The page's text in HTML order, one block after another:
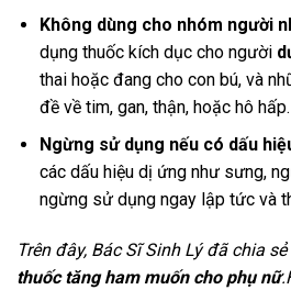
Không dùng cho nhóm người
dụng thuốc kích dục cho người
thai hoặc đang cho con bú, và
đề về tim, gan, thận, hoặc hô hấp.
Ngừng sử dụng nếu có dấu
các dấu hiệu dị ứng như sưng,
ngừng sử dụng ngay lập tức và
Trên đây, Bác Sĩ Sinh Lý đã chia
thuốc tăng ham muốn cho phụ nữ